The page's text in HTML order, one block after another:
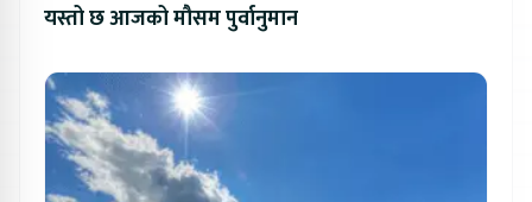
यस्तो छ आजको मौसम पुर्वानुमान